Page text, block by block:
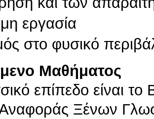
εργασία
στο φυσικό
Μαθήματος
επίπεδο είναι
Αναφοράς Ξένων